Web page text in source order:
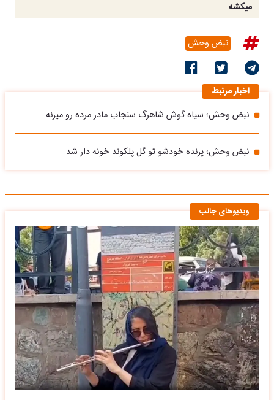
میکشه
نبض وحش
اخبار مرتبط
نبض وحش؛ سیاه گوش شاهرگ سنجاب مادر مرده رو میزنه
نبض وحش؛ پرنده خودشو تو گل پلکوند خونه دار شد
ویدیوهای جالب